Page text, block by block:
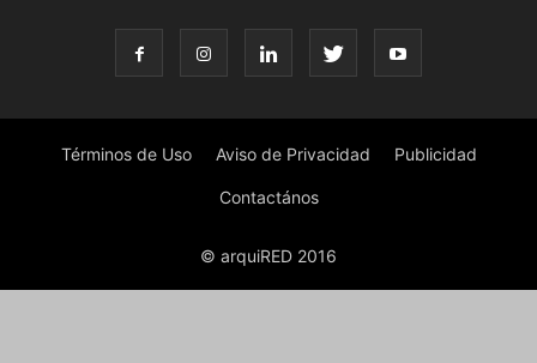
Términos de Uso Aviso de Privacidad Publicidad
Contactános
© arquiRED 2016